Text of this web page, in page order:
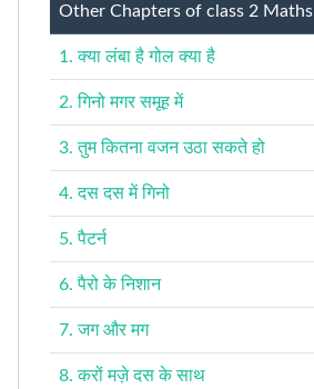
Other Chapters of class 2 Maths
1. क्या लंबा है गोल क्या है
2. गिनो मगर समूह में
3. तुम कितना वजन उठा सकते हो
4. दस दस में गिनो
5. पैटर्न
6. पैरो के निशान
7. जग और मग
8. करों मज़े दस के साथ